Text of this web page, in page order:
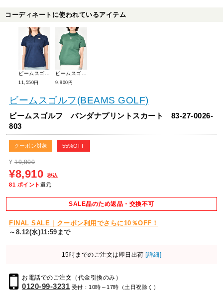
コーディネートに使われているアイテム
11,550円 9,900円
ビームスゴルフ(BEAMS GOLF)
ビームスゴルフ バンダナプリントスカート 83-27-0026-
803
クーポン対象 55%OFF
¥ 19,800
¥8,910 税込
81 ポイント 還元
SALE品のため返品・交換不可
FINAL SALE｜クーポン利用でさらに10％OFF！
～8.12(水)11:59まで
15時までのご注文は即日出荷 [詳細]
お電話でのご注文（代金引換のみ）
0120-99-3231 受付：10時～17時（土日祝除く）